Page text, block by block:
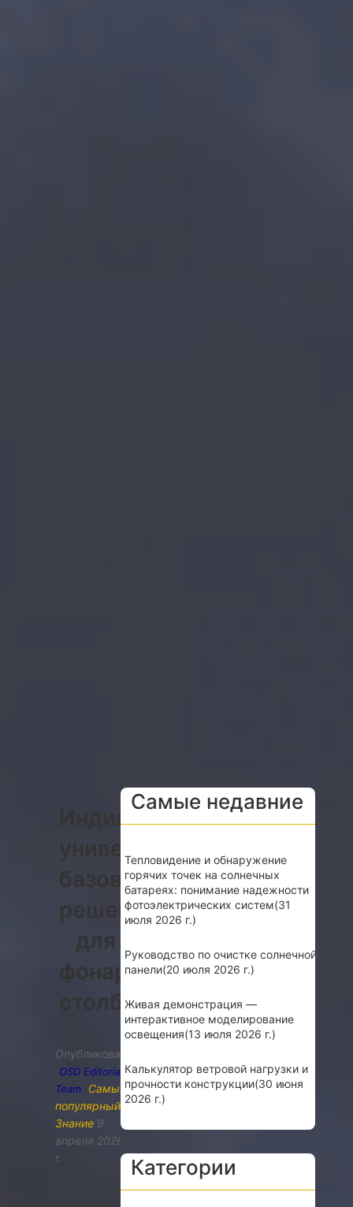
Индивидуальные
универсальные
базовые
решения
для
фонарных
столбов
Опубликовано
OSD Editorial
Team
Самый
популярный
Знание 9
апреля 2026
г.
Самые недавние
Тепловидение и обнаружение
горячих точек на солнечных
батареях: понимание надежности
фотоэлектрических систем(31
июля 2026 г.)
Руководство по очистке солнечной
панели(20 июля 2026 г.)
Живая демонстрация —
интерактивное моделирование
освещения(13 июля 2026 г.)
Калькулятор ветровой нагрузки и
прочности конструкции(30 июня
2026 г.)
Категории